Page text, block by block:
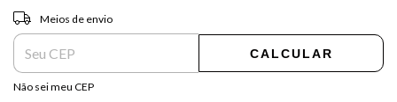
Entregas para o CEP:
Meios de envio
CALCULAR
Não sei meu CEP